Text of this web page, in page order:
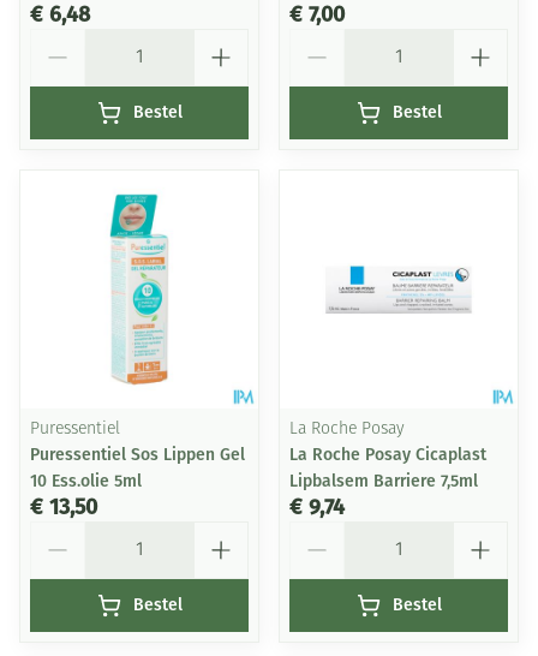
€ 6,48
Bestel
€ 7,00
Bestel
Puressentiel
Puressentiel Sos Lippen Gel
10 Ess.olie 5ml
€ 13,50
Bestel
La Roche Posay
La Roche Posay Cicaplast
Lipbalsem Barriere 7,5ml
€ 9,74
Bestel